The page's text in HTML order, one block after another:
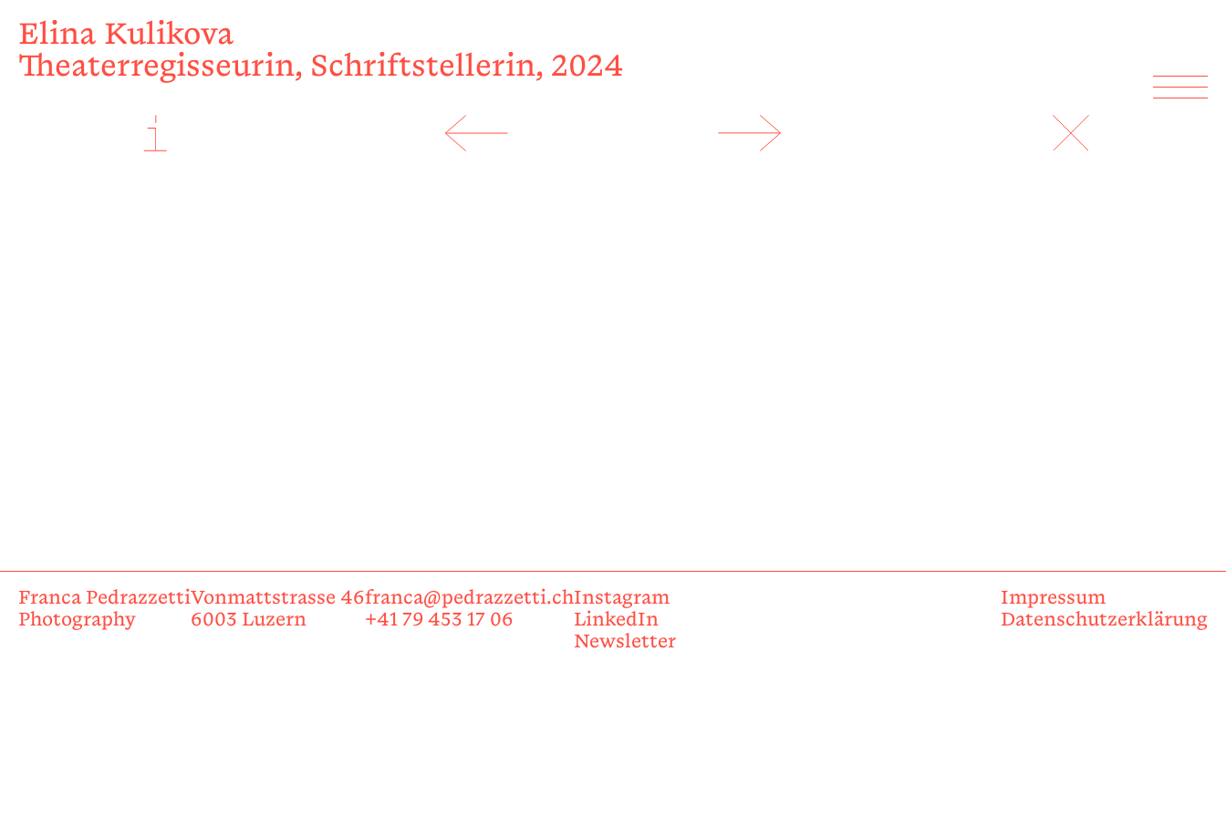
Elina Kulikova
Theaterregisseurin, Schriftstellerin, 2024
Franca Pedrazzetti
Photography
Vonmattstrasse 46
6003 Luzern
franca@pedrazzetti.ch
+41 79 453 17 06
Instagram
LinkedIn
Newsletter
Impressum
Datenschutzerklärung